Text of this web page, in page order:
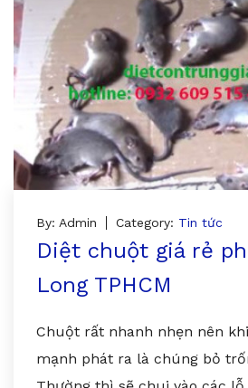
By: Admin Category: Tin tức
Diệt chuột giá rẻ
Long TPHCM
Chuột rất nhanh nhẹn nên
mạnh phát ra là chúng bỏ